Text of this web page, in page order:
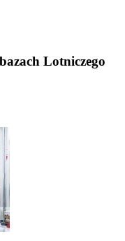
Lotniczego